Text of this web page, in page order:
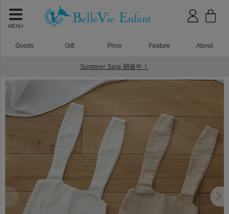
MENU
Goods Gift Price Feature About
Summer Sale 開催中！
ラパン マルシェバッグ